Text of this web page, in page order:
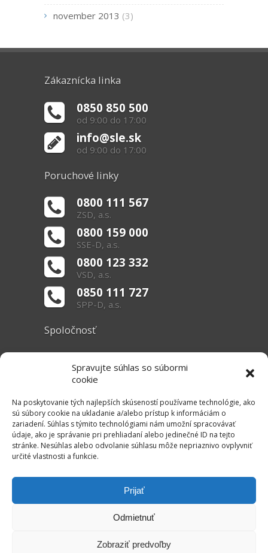
Spravujte súhlas so súbormi
cookie
Na poskytovanie tých najlepších skúseností používame technológie, ako
sú súbory cookie na ukladanie a/alebo prístup k informáciám o
zariadení. Súhlas s týmito technológiami nám umožní spracovávať
údaje, ako je správanie pri prehliadaní alebo jedinečné ID na tejto
stránke. Nesúhlas alebo odvolanie súhlasu môže nepriaznivo ovplyvniť
určité vlastnosti a funkcie.
Prijať
Odmietnuť
Zobraziť predvoľby
november 2013 (3)
Zákaznícka linka
0850 850 500
od 9:00 do 17:00
info@sle.sk
od 9:00 do 17:00
Poruchové linky
0800 111 567
ZSD, a.s.
0800 159 000
SSE-D, a.s.
0800 123 332
VSD, a.s.
0850 111 727
SPP-D, a.s.
Spoločnosť
O nás
Základné informácie
Užitočné linky
Právne informácie
RSS Kanál